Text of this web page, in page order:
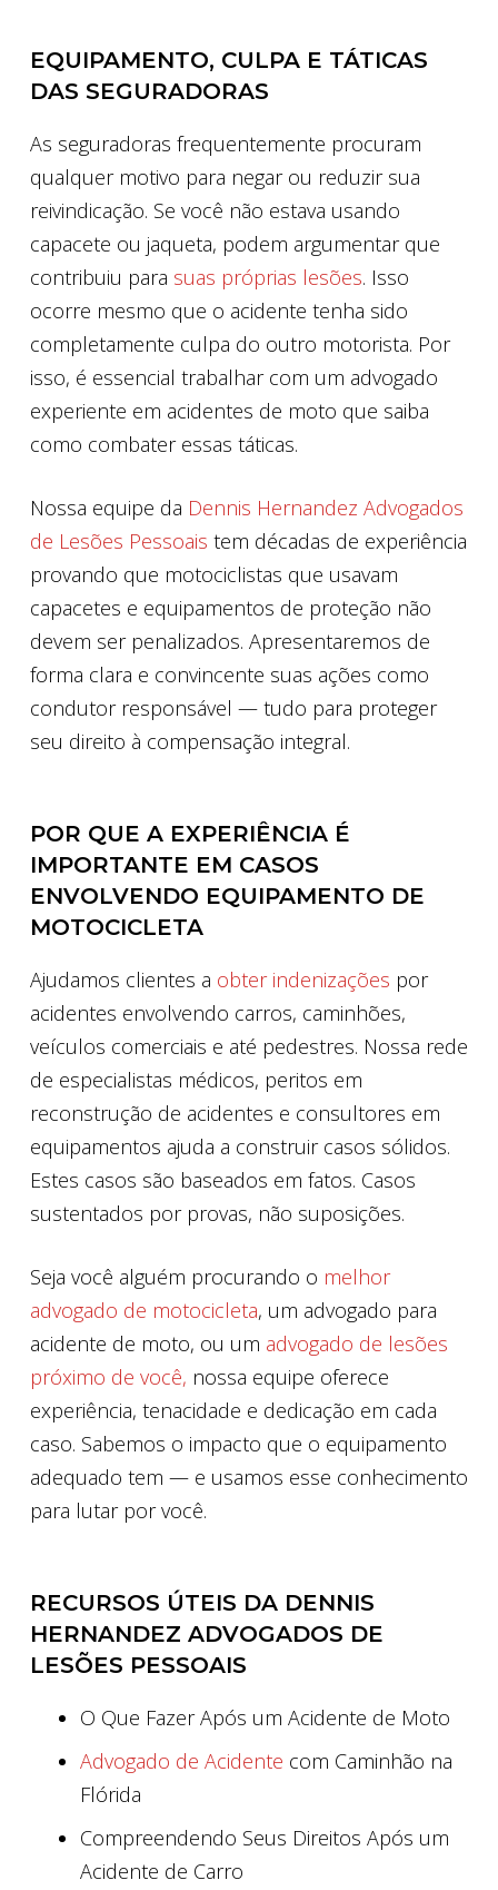
EQUIPAMENTO, CULPA E TÁTICAS
DAS SEGURADORAS
As seguradoras frequentemente procuram
qualquer motivo para negar ou reduzir sua
reivindicação. Se você não estava usando
capacete ou jaqueta, podem argumentar que
contribuiu para suas próprias lesões. Isso
ocorre mesmo que o acidente tenha sido
completamente culpa do outro motorista. Por
isso, é essencial trabalhar com um advogado
experiente em acidentes de moto que saiba
como combater essas táticas.
Nossa equipe da Dennis Hernandez Advogados
de Lesões Pessoais tem décadas de experiência
provando que motociclistas que usavam
capacetes e equipamentos de proteção não
devem ser penalizados. Apresentaremos de
forma clara e convincente suas ações como
condutor responsável — tudo para proteger
seu direito à compensação integral.
POR QUE A EXPERIÊNCIA É
IMPORTANTE EM CASOS
ENVOLVENDO EQUIPAMENTO DE
MOTOCICLETA
Ajudamos clientes a obter indenizações por
acidentes envolvendo carros, caminhões,
veículos comerciais e até pedestres. Nossa rede
de especialistas médicos, peritos em
reconstrução de acidentes e consultores em
equipamentos ajuda a construir casos sólidos.
Estes casos são baseados em fatos. Casos
sustentados por provas, não suposições.
Seja você alguém procurando o melhor
advogado de motocicleta, um advogado para
acidente de moto, ou um advogado de lesões
próximo de você, nossa equipe oferece
experiência, tenacidade e dedicação em cada
caso. Sabemos o impacto que o equipamento
adequado tem — e usamos esse conhecimento
para lutar por você.
RECURSOS ÚTEIS DA DENNIS
HERNANDEZ ADVOGADOS DE
LESÕES PESSOAIS
O Que Fazer Após um Acidente de Moto
Advogado de Acidente com Caminhão na
Flórida
Compreendendo Seus Direitos Após um
Acidente de Carro